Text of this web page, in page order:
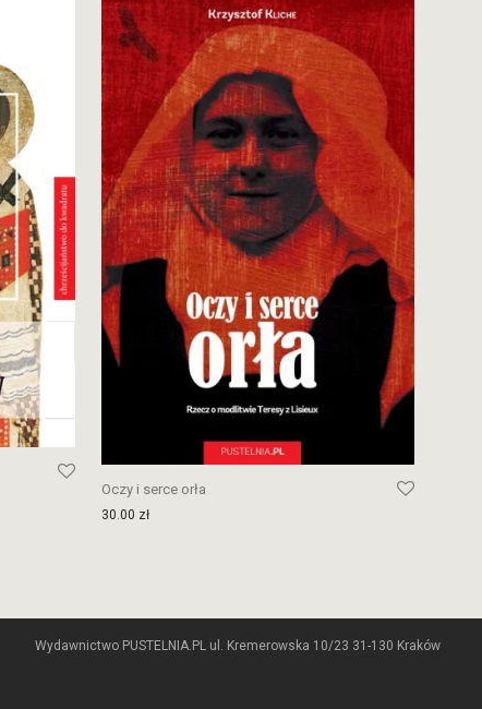
Oczy i serce orła
30.00 zł
Wydawnictwo PUSTELNIA.PL ul. Kremerowska 10/23 31-130 Kraków